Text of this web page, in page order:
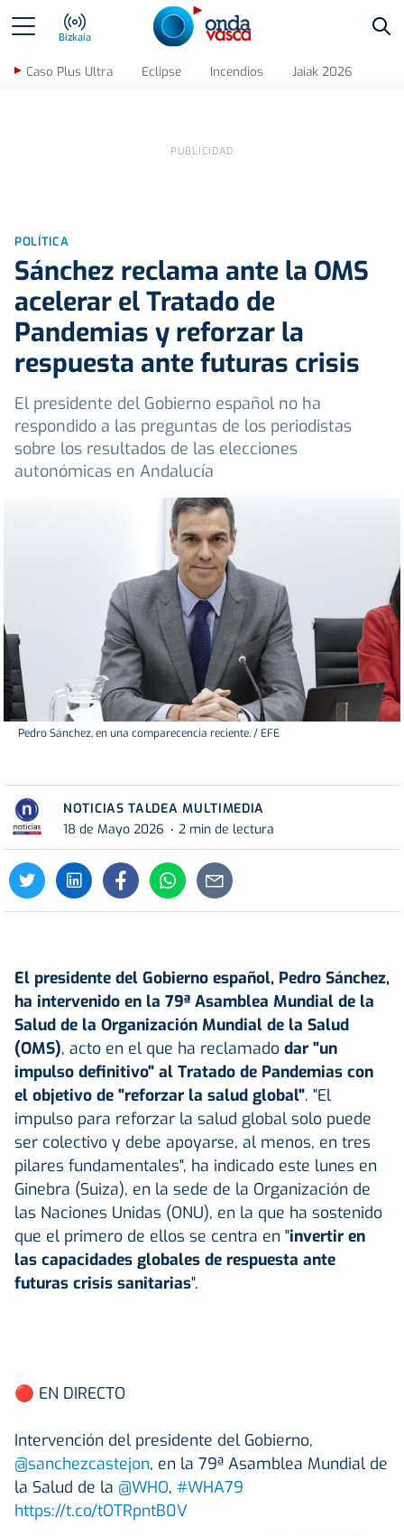
Bizkaia
Caso Plus Ultra Eclipse Incendios Jaiak 2026
POLÍTICA
Sánchez reclama ante la OMS
acelerar el Tratado de
Pandemias y reforzar la
respuesta ante futuras crisis
El presidente del Gobierno español no ha
respondido a las preguntas de los periodistas
sobre los resultados de las elecciones
autonómicas en Andalucía
Pedro Sánchez, en una comparecencia reciente. / EFE
NOTICIAS TALDEA MULTIMEDIA
18 de Mayo 2026
2 min de lectura
El presidente del Gobierno español, Pedro Sánchez,
ha intervenido en la 79ª Asamblea Mundial de la
Salud de la Organización Mundial de la Salud
(OMS), acto en el que ha reclamado dar "un
impulso definitivo" al Tratado de Pandemias con
el objetivo de "reforzar la salud global". "El
impulso para reforzar la salud global solo puede
ser colectivo y debe apoyarse, al menos, en tres
pilares fundamentales", ha indicado este lunes en
Ginebra (Suiza), en la sede de la Organización de
las Naciones Unidas (ONU), en la que ha sostenido
que el primero de ellos se centra en "invertir en
las capacidades globales de respuesta ante
futuras crisis sanitarias".
🔴 EN DIRECTO
Intervención del presidente del Gobierno,
@sanchezcastejon, en la 79ª Asamblea Mundial de
la Salud de la @WHO, #WHA79
https://t.co/tOTRpntB0V